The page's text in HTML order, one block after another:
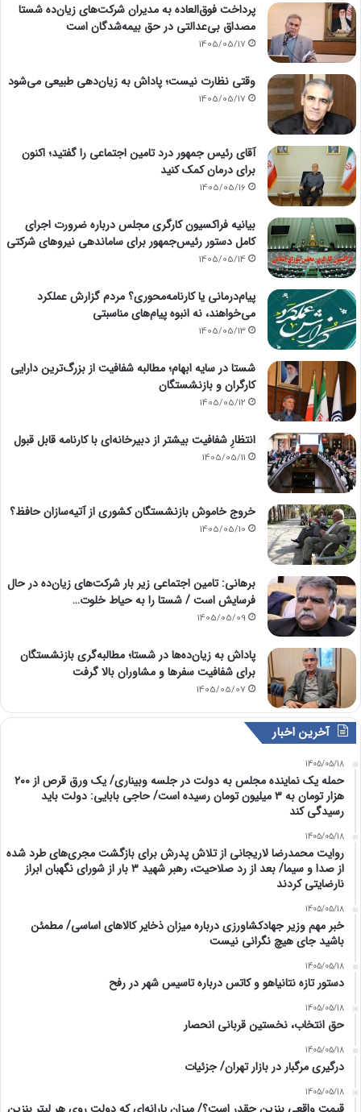
پرداخت فوق‌العاده به مدیران شرکت‌های زیان‌ده شستا
مصداق بی‌عدالتی در حق بیمه‌شدگان است
1405/05/17
وقتی نظارت نیست؛ پاداش به زیان‌دهی طبیعی می‌شود
1405/05/17
آقای رئیس جمهور درد تامین اجتماعی را گفتید؛ اکنون
برای درمان کمک کنید
1405/05/16
بیانیه فراکسیون کارگری مجلس درباره ضرورت اجرای
کامل دستور رئیس‌جمهور برای ساماندهی نیروهای شرکتی
1405/05/14
پیام‌درمانی یا کارنامه‌محوری؟ مردم گزارش عملکرد
می‌خواهند، نه انبوه پیام‌های مناسبتی
1405/05/13
شستا در سایه ابهام؛ مطالبه شفافیت از بزرگ‌ترین دارایی
کارگران و بازنشستگان
1405/05/12
انتظارِ شفافیت بیشتر از دبیرخانه‌ای با کارنامه قابل قبول
1405/05/11
خروج خاموش بازنشستگان کشوری از آتیه‌سازان حافظ؟
1405/05/10
برهانی: تامین اجتماعی زیر بار شرکت‌های زیان‌ده در حال
فرسایش است / شستا را به حیاط خلوت…
1405/05/09
پاداش به زیان‌ده‌ها در شستا؛ مطالبه‌گری بازنشستگان
برای شفافیت سفرها و مشاوران بالا گرفت
1405/05/07
آخرین اخبار
1405/05/18
حمله یک نماینده مجلس به دولت در جلسه وبیناری/ یک ورق قرص از ۲۰۰
هزار تومان به ۳ میلیون تومان رسیده است/ حاجی بابایی: دولت باید
رسیدگی کند
1405/05/18
روایت محمدرضا لاریجانی از تلاش پدرش برای بازگشت مجری‌های طرد شده
از صدا و سیما/ بعد از رد صلاحیت، رهبر شهید ۳ بار از شورای نگهبان ابراز
نارضایتی کردند
1405/05/18
خبر مهم وزیر جهادکشاورزی درباره میزان ذخایر کالاهای اساسی/ مطمئن
باشید جای هیچ نگرانی نیست
1405/05/18
دستور تازه نتانیاهو و کاتس درباره تاسیس شهر در رفح
1405/05/18
حق انتخاب، نخستین قربانی انحصار
1405/05/18
درگیری مرگبار در بازار تهران/ جزئیات
1405/05/18